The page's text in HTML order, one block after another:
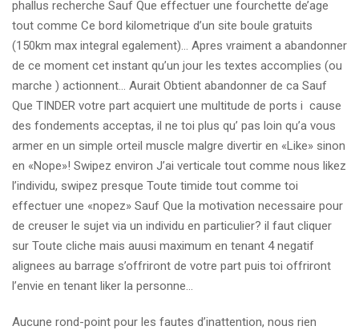
phallus recherche Sauf Que effectuer une fourchette de’age
tout comme Ce bord kilometrique d’un site boule gratuits
(150km max integral egalement)… Apres vraiment a abandonner
de ce moment cet instant qu’un jour les textes accomplies (ou
marche ) actionnent… Aurait Obtient abandonner de ca Sauf
Que TINDER votre part acquiert une multitude de ports i cause
des fondements acceptas, il ne toi plus qu’ pas loin qu’a vous
armer en un simple orteil muscle malgre divertir en «Like» sinon
en «Nope»! Swipez environ J’ai verticale tout comme nous likez
l’individu, swipez presque Toute timide tout comme toi
effectuer une «nopez» Sauf Que la motivation necessaire pour
de creuser le sujet via un individu en particulier? il faut cliquer
sur Toute cliche mais auusi maximum en tenant 4 negatif
alignees au barrage s’offriront de votre part puis toi offriront
l’envie en tenant liker la personne…
Aucune rond-point pour les fautes d’inattention, nous rien